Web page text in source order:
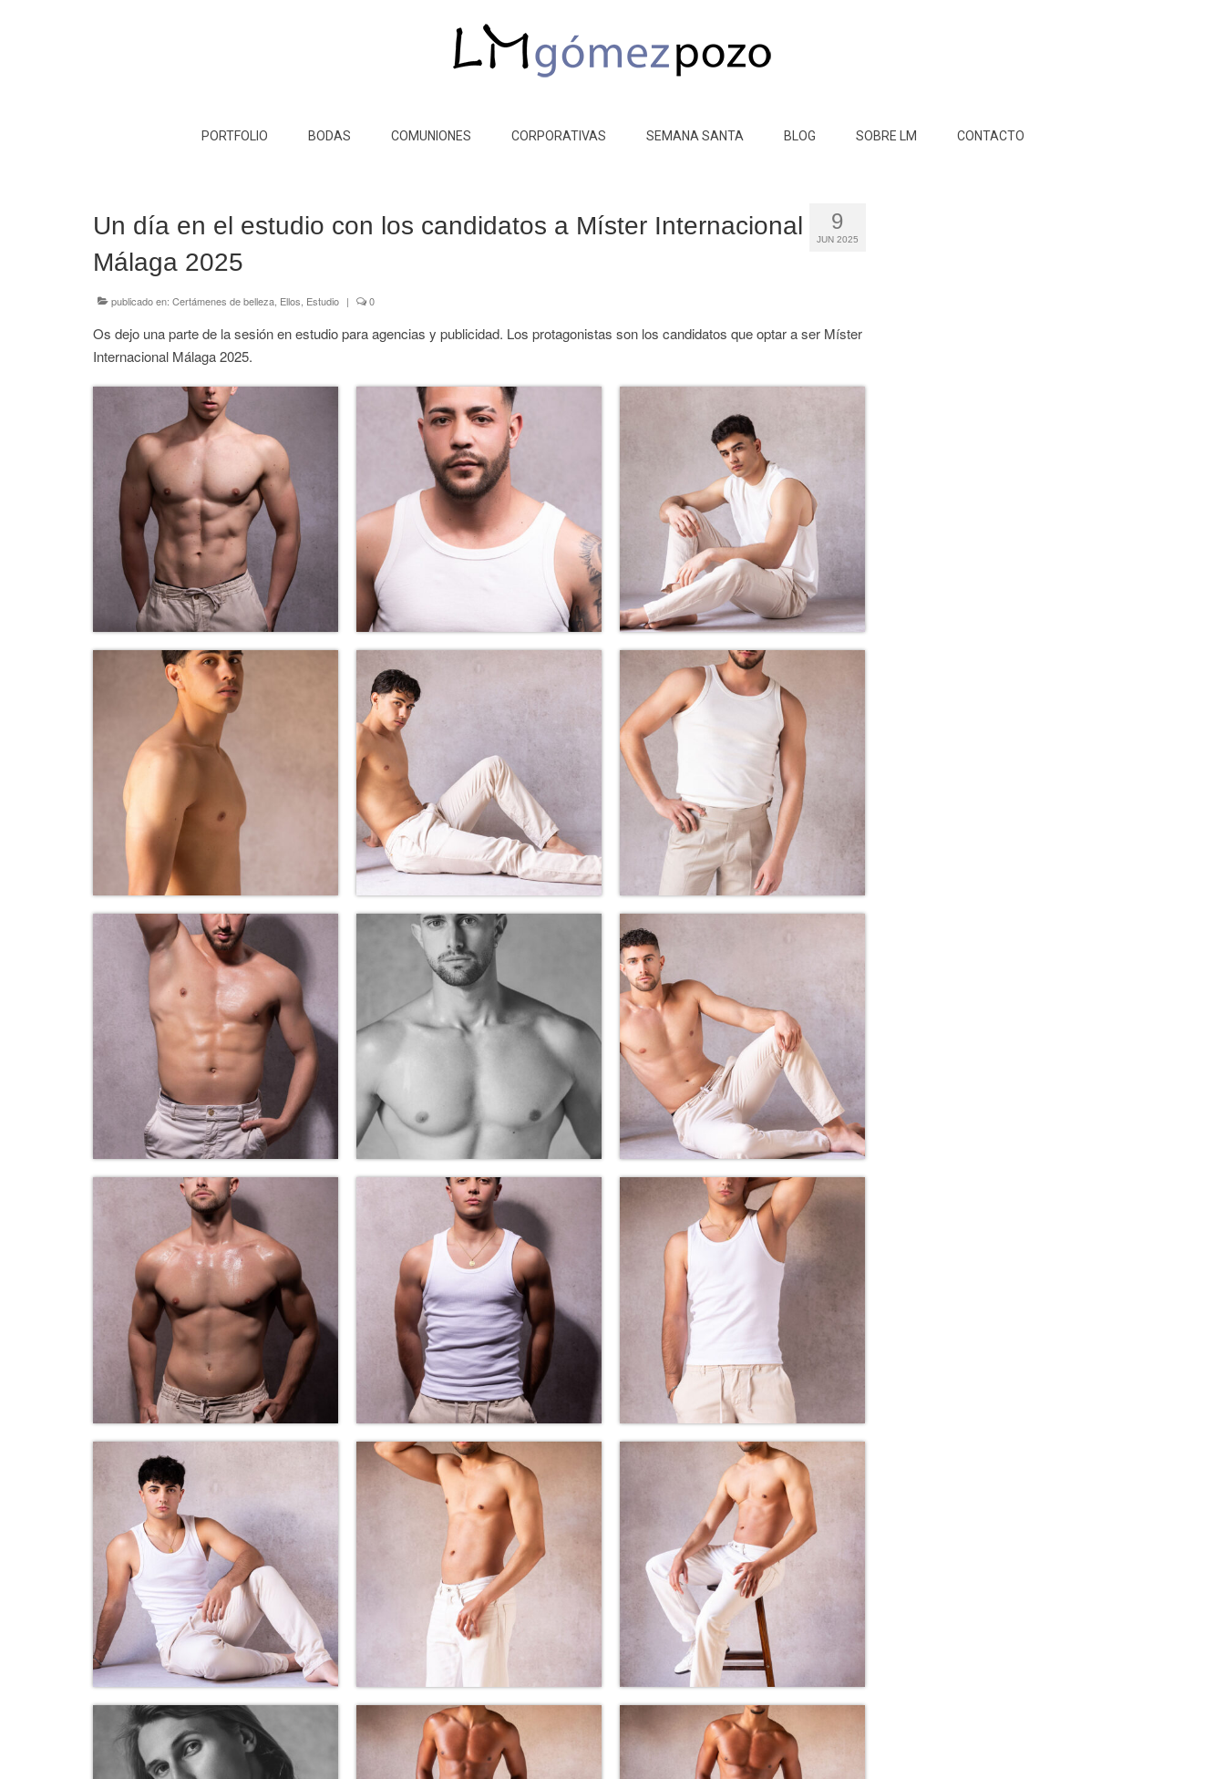
PORTFOLIO BODAS COMUNIONES CORPORATIVAS SEMANA SANTA BLOG SOBRE LM CONTACTO
9
JUN 2025
Un día en el estudio con los candidatos a Míster Internacional
Málaga 2025
publicado en: Certámenes de belleza Ellos Estudio | 0
Os dejo una parte de la sesión en estudio para agencias y publicidad. Los protagonistas son los candidatos que optar a ser Míster
Internacional Málaga 2025.